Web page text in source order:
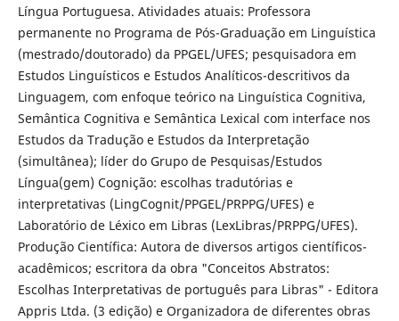
Língua Portuguesa. Atividades atuais: Professora
permanente no Programa de Pós-Graduação em Linguística
(mestrado/doutorado) da PPGEL/UFES; pesquisadora em
Estudos Linguísticos e Estudos Analíticos-descritivos da
Linguagem, com enfoque teórico na Linguística Cognitiva,
Semântica Cognitiva e Semântica Lexical com interface nos
Estudos da Tradução e Estudos da Interpretação
(simultânea); líder do Grupo de Pesquisas/Estudos
Língua(gem) Cognição: escolhas tradutórias e
interpretativas (LingCognit/PPGEL/PRPPG/UFES) e
Laboratório de Léxico em Libras (LexLibras/PRPPG/UFES).
Produção Científica: Autora de diversos artigos científicos-
acadêmicos; escritora da obra "Conceitos Abstratos:
Escolhas Interpretativas de português para Libras" - Editora
Appris Ltda. (3 edição) e Organizadora de diferentes obras